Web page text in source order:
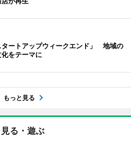
タートアップウィークエンド」 地域の
をテーマに
もっと見る
見る・遊ぶ